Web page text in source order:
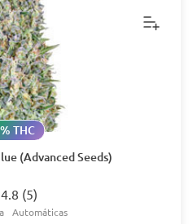
(Advanced Seeds)
4.8 (5)
THC
Automáticas